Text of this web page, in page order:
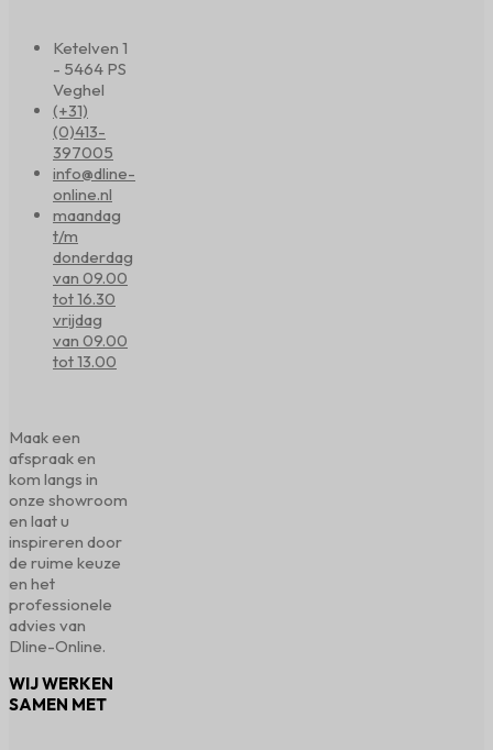
Ketelven 1
- 5464 PS
Veghel
(+31)
(0)413-
397005
info@dline-
online.nl
maandag
t/m
donderdag
van 09.00
tot 16.30
vrijdag
van 09.00
tot 13.00
Maak een
afspraak en
kom langs in
onze showroom
en laat u
inspireren door
de ruime keuze
en het
professionele
advies van
Dline-Online.
WIJ WERKEN
SAMEN MET